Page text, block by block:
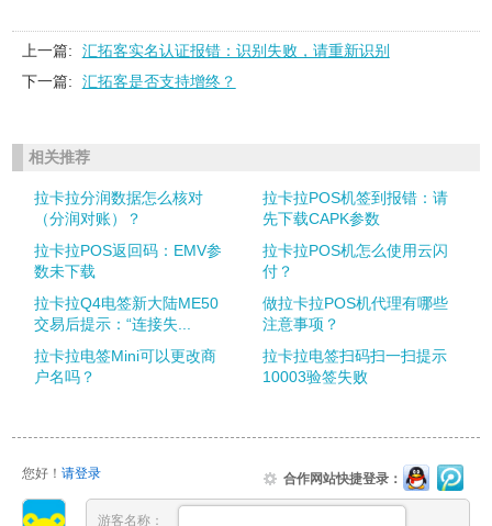
上一篇:
汇拓客实名认证报错：识别失败，请重新识别
下一篇:
汇拓客是否支持增终？
相关推荐
拉卡拉分润数据怎么核对
（分润对账）？
拉卡拉POS机签到报错：请
先下载CAPK参数
拉卡拉POS返回码：EMV参
数未下载
拉卡拉POS机怎么使用云闪
付？
拉卡拉Q4电签新大陆ME50
交易后提示：“连接失...
做拉卡拉POS机代理有哪些
注意事项？
拉卡拉电签Mini可以更改商
户名吗？
拉卡拉电签扫码扫一扫提示
10003验签失败
您好！ 请登录 合作网站快捷登录：
游客名称：